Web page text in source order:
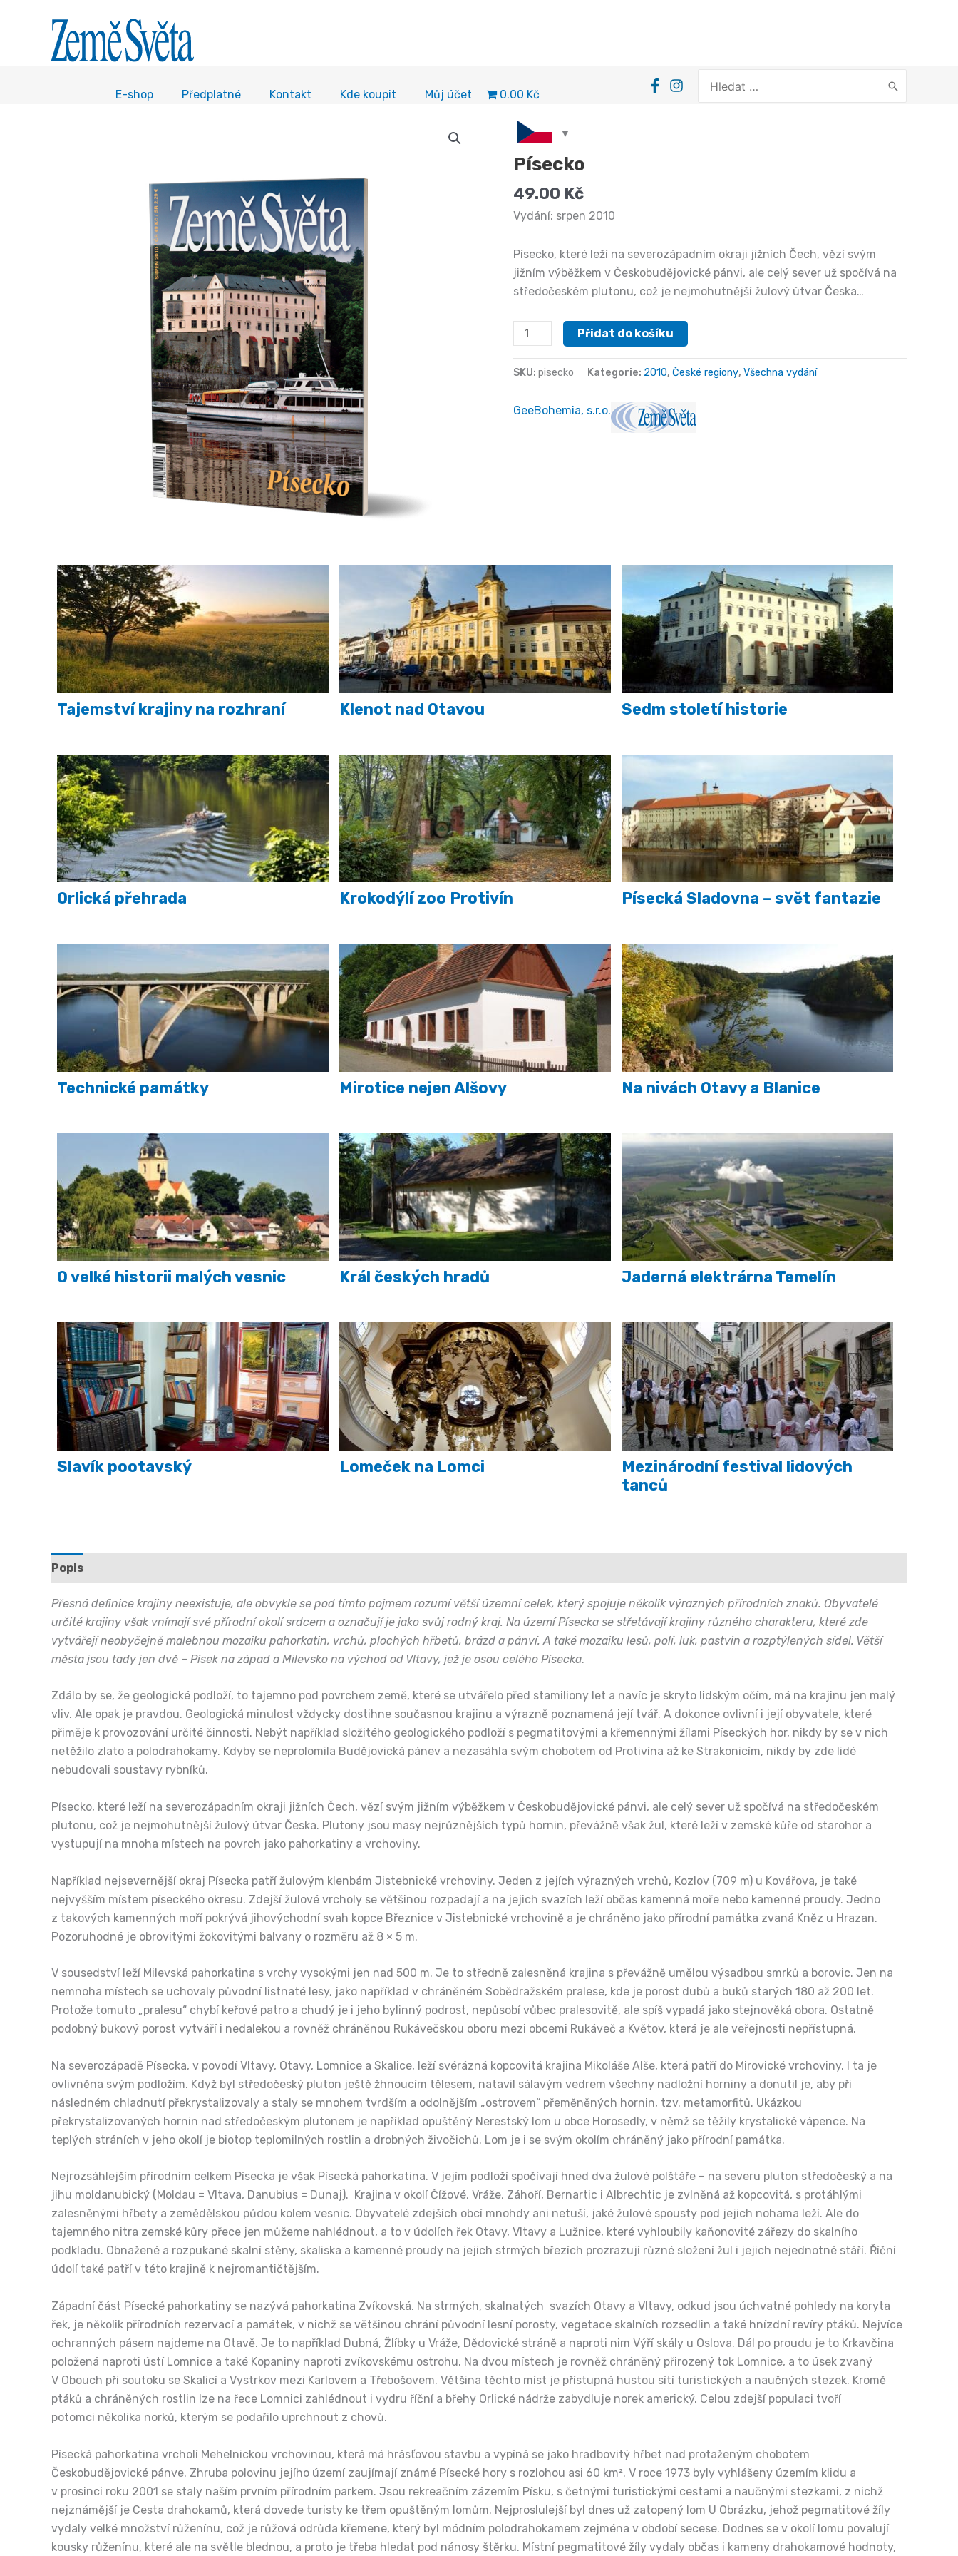
E-shop Předplatné Kontakt Kde koupit Můj účet 0.00 Kč
for:
Písecko
49.00 Kč
Vydání: srpen 2010
Písecko, které leží na severozápadním okraji jižních Čech, vězí svým
jižním výběžkem v Českobudějovické pánvi, ale celý sever už spočívá na
středočeském plutonu, což je nejmohutnější žulový útvar Česka…
Písecko
množství
Přidat do košíku
SKU: pisecko Kategorie: 2010, České regiony, Všechna vydání
GeeBohemia, s.r.o.
Tajemství krajiny na rozhraní Klenot nad Otavou Sedm století historie
Orlická přehrada Krokodýlí zoo Protivín Písecká Sladovna – svět fantazie
Technické památky Mirotice nejen Alšovy Na nivách Otavy a Blanice
O velké historii malých vesnic Král českých hradů Jaderná elektrárna Temelín
Slavík pootavský Lomeček na Lomci
Mezinárodní festival lidových
tanců
Popis
Přesná definice krajiny neexistuje, ale obvykle se pod tímto pojmem rozumí větší územní celek, který spojuje několik výrazných přírodních znaků. Obyvatelé
určité krajiny však vnímají své přírodní okolí srdcem a označují je jako svůj rodný kraj. Na území Písecka se střetávají krajiny různého charakteru, které zde
vytvářejí neobyčejně malebnou mozaiku pahorkatin, vrchů, plochých hřbetů, brázd a pánví. A také mozaiku lesů, polí, luk, pastvin a rozptýlených sídel. Větší
města jsou tady jen dvě – Písek na západ a Milevsko na východ od Vltavy, jež je osou celého Písecka.
Zdálo by se, že geologické podloží, to tajemno pod povrchem země, které se utvářelo před stamiliony let a navíc je skryto lidským očím, má na krajinu jen malý
vliv. Ale opak je pravdou. Geologická minulost vždycky dostihne současnou krajinu a výrazně poznamená její tvář. A dokonce ovlivní i její obyvatele, které
přiměje k provozování určité činnosti. Nebýt například složitého geologického podloží s pegmatitovými a křemennými žílami Píseckých hor, nikdy by se v nich
netěžilo zlato a polodrahokamy. Kdyby se neprolomila Budějovická pánev a nezasáhla svým chobotem od Protivína až ke Strakonicím, nikdy by zde lidé
nebudovali soustavy rybníků.
Písecko, které leží na severozápadním okraji jižních Čech, vězí svým jižním výběžkem v Českobudějovické pánvi, ale celý sever už spočívá na středočeském
plutonu, což je nejmohutnější žulový útvar Česka. Plutony jsou masy nejrůznějších typů hornin, převážně však žul, které leží v zemské kůře od starohor a
vystupují na mnoha místech na povrch jako pahorkatiny a vrchoviny.
Například nejsevernější okraj Písecka patří žulovým klenbám Jistebnické vrchoviny. Jeden z jejích výrazných vrchů, Kozlov (709 m) u Kovářova, je také
nejvyšším místem píseckého okresu. Zdejší žulové vrcholy se většinou rozpadají a na jejich svazích leží občas kamenná moře nebo kamenné proudy. Jedno
z takových kamenných moří pokrývá jihovýchodní svah kopce Březnice v Jistebnické vrchovině a je chráněno jako přírodní památka zvaná Kněz u Hrazan.
Pozoruhodné je obrovitými žokovitými balvany o rozměru až 8 × 5 m.
V sousedství leží Milevská pahorkatina s vrchy vysokými jen nad 500 m. Je to středně zalesněná krajina s převážně umělou výsadbou smrků a borovic. Jen na
nemnoha místech se uchovaly původní listnaté lesy, jako například v chráněném Sobědražském pralese, kde je porost dubů a buků starých 180 až 200 let.
Protože tomuto „pralesu“ chybí keřové patro a chudý je i jeho bylinný podrost, nepůsobí vůbec pralesovitě, ale spíš vypadá jako stejnověká obora. Ostatně
podobný bukový porost vytváří i nedalekou a rovněž chráněnou Rukávečskou oboru mezi obcemi Rukáveč a Květov, která je ale veřejnosti nepřístupná.
Na severozápadě Písecka, v povodí Vltavy, Otavy, Lomnice a Skalice, leží svérázná kopcovitá krajina Mikoláše Alše, která patří do Mirovické vrchoviny. I ta je
ovlivněna svým podložím. Když byl středočeský pluton ještě žhnoucím tělesem, natavil sálavým vedrem všechny nadložní horniny a donutil je, aby při
následném chladnutí překrystalizovaly a staly se mnohem tvrdším a odolnějším „ostrovem“ přeměněných hornin, tzv. metamorfitů. Ukázkou
překrystalizovaných hornin nad středočeským plutonem je například opuštěný Nerestský lom u obce Horosedly, v němž se těžily krystalické vápence. Na
teplých stráních v jeho okolí je biotop teplomilných rostlin a drobných živočichů. Lom je i se svým okolím chráněný jako přírodní památka.
Nejrozsáhlejším přírodním celkem Písecka je však Písecká pahorkatina. V jejím podloží spočívají hned dva žulové polštáře – na severu pluton středočeský a na
jihu moldanubický (Moldau = Vltava, Danubius = Dunaj). Krajina v okolí Čížové, Vráže, Záhoří, Bernartic i Albrechtic je zvlněná až kopcovitá, s protáhlými
zalesněnými hřbety a zemědělskou půdou kolem vesnic. Obyvatelé zdejších obcí mnohdy ani netuší, jaké žulové spousty pod jejich nohama leží. Ale do
tajemného nitra zemské kůry přece jen můžeme nahlédnout, a to v údolích řek Otavy, Vltavy a Lužnice, které vyhloubily kaňonovité zářezy do skalního
podkladu. Obnažené a rozpukané skalní stěny, skaliska a kamenné proudy na jejich strmých březích prozrazují různé složení žul i jejich nejednotné stáří. Říční
údolí také patří v této krajině k nejromantičtějším.
Západní část Písecké pahorkatiny se nazývá pahorkatina Zvíkovská. Na strmých, skalnatých svazích Otavy a Vltavy, odkud jsou úchvatné pohledy na koryta
řek, je několik přírodních rezervací a památek, v nichž se většinou chrání původní lesní porosty, vegetace skalních rozsedlin a také hnízdní revíry ptáků. Nejvíce
ochranných pásem najdeme na Otavě. Je to například Dubná, Žlíbky u Vráže, Dědovické stráně a naproti nim Výří skály u Oslova. Dál po proudu je to Krkavčina
položená naproti ústí Lomnice a také Kopaniny naproti zvíkovskému ostrohu. Na dvou místech je rovněž chráněný přirozený tok Lomnice, a to úsek zvaný
V Obouch při soutoku se Skalicí a Vystrkov mezi Karlovem a Třebošovem. Většina těchto míst je přístupná hustou sítí turistických a naučných stezek. Kromě
ptáků a chráněných rostlin lze na řece Lomnici zahlédnout i vydru říční a břehy Orlické nádrže zabydluje norek americký. Celou zdejší populaci tvoří
potomci několika norků, kterým se podařilo uprchnout z chovů.
Písecká pahorkatina vrcholí Mehelnickou vrchovinou, která má hrásťovou stavbu a vypíná se jako hradbovitý hřbet nad protaženým chobotem
Českobudějovické pánve. Zhruba polovinu jejího území zaujímají známé Písecké hory s rozlohou asi 60 km². V roce 1973 byly vyhlášeny územím klidu a
v prosinci roku 2001 se staly naším prvním přírodním parkem. Jsou rekreačním zázemím Písku, s četnými turistickými cestami a naučnými stezkami, z nichž
nejznámější je Cesta drahokamů, která dovede turisty ke třem opuštěným lomům. Nejproslulejší byl dnes už zatopený lom U Obrázku, jehož pegmatitové žíly
vydaly velké množství růženínu, což je růžová odrůda křemene, který byl módním polodrahokamem zejména v období secese. Dodnes se v okolí lomu povalují
kousky růženínu, které ale na světle blednou, a proto je třeba hledat pod nánosy štěrku. Místní pegmatitové žíly vydaly občas i kameny drahokamové hodnoty,